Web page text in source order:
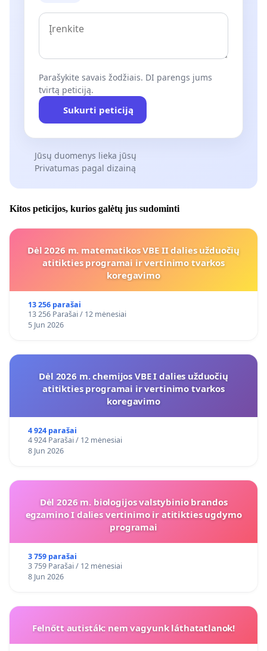
Parašykite savais žodžiais. DI parengs jums
tvirtą peticiją.
Sukurti peticiją
Jūsų duomenys lieka jūsų
Privatumas pagal dizainą
Kitos peticijos, kurios galėtų jus sudominti
Dėl 2026 m. matematikos VBE II dalies užduočių
atitikties programai ir vertinimo tvarkos
koregavimo
13 256 parašai
13 256 Parašai / 12 mėnesiai
5 Jun 2026
Dėl 2026 m. chemijos VBE I dalies užduočių
atitikties programai ir vertinimo tvarkos
koregavimo
4 924 parašai
4 924 Parašai / 12 mėnesiai
8 Jun 2026
Dėl 2026 m. biologijos valstybinio brandos
egzamino I dalies vertinimo ir atitikties ugdymo
programai
3 759 parašai
3 759 Parašai / 12 mėnesiai
8 Jun 2026
Felnőtt autisták: nem vagyunk láthatatlanok!